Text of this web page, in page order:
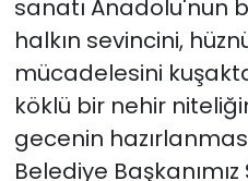
sanatı Anadolu'nun
halkın sevincini,
mücadelesini
köklü bir nehir
gecenin
Belediye Başkanımız